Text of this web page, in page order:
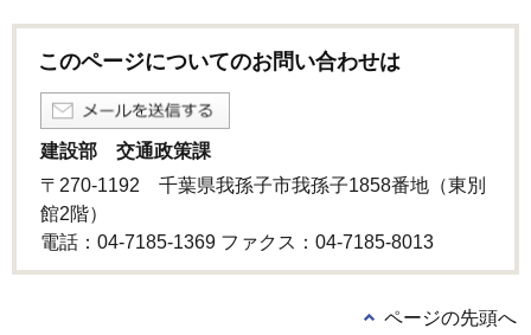
このページについてのお問い合わせは
建設部 交通政策課
〒270-1192 千葉県我孫子市我孫子1858番地（東別
館2階）
電話：04-7185-1369 ファクス：04-7185-8013
ページの先頭へ